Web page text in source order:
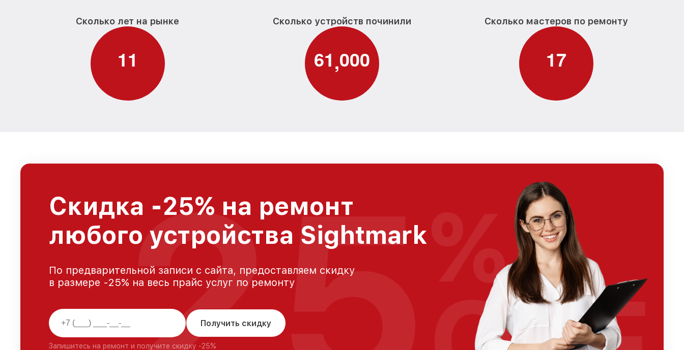
Сколько лет на рынке
11
Сколько устройств починили
61,000
Сколько мастеров по ремонту
17
Скидка -25% на ремонт
любого устройства Sightmark
По предварительной записи с сайта, предоставляем скидку
в размере -25% на весь прайс услуг по ремонту
Получить скидку
Запишитесь на ремонт и получите скидку -25%
%